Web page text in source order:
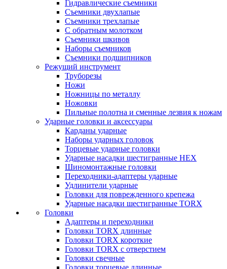
Гидравлические съемники
Съемники двухлапые
Съемники трехлапые
С обратным молотком
Съемники шкивов
Наборы съемников
Съемники подшипников
Режущий инструмент
Труборезы
Ножи
Ножницы по металлу
Ножовки
Пильные полотна и сменные лезвия к ножам
Ударные головки и аксессуары
Карданы ударные
Наборы ударных головок
Торцевые ударные головки
Ударные насадки шестигранные HEX
Шиномонтажные головки
Переходники-адаптеры ударные
Удлинители ударные
Головки для поврежденного крепежа
Ударные насадки шестигранные TORX
Головки
Адаптеры и переходники
Головки TORX длинные
Головки TORX короткие
Головки TORX с отверстием
Головки свечные
Головки торцевые длинные